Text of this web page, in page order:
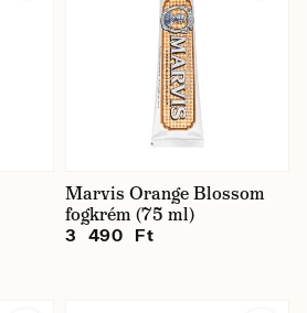
Marvis Orange Blossom
fogkrém (75 ml)
3 490 Ft